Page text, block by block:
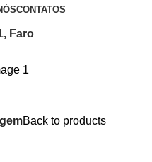
CONTATOS
Faro
Back to products